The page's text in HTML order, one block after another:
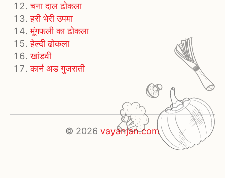
चना दाल ढोकला
हरी भेरी उपमा
मूंगफली का ढोकला
हेल्दी ढोकला
खांडवी
कार्न अड गुजराती
© 2026 vayanjan.com